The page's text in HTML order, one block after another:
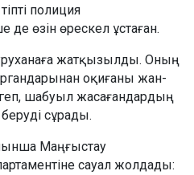
полиция
де өзін өрескел ұстаған.
жатқызылды. Оның
оқиғаны жан-
шабуыл жасағандардың
сұрады.
Маңғыстау
сауал жолдады: